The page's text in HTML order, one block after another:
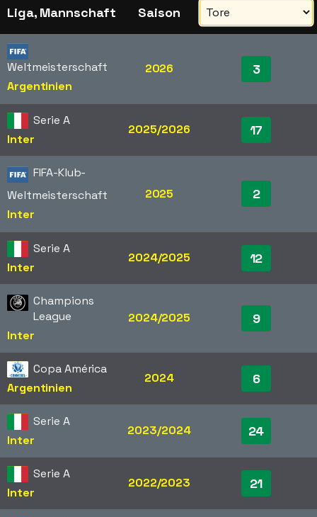
Liga, Mannschaft Saison
Weltmeisterschaft
Argentinien
2026 3
Serie A
Inter
2025/2026 17
FIFA-Klub-
Weltmeisterschaft
Inter
2025 2
Serie A
Inter
2024/2025 12
Champions
League
Inter
2024/2025 9
Copa América
Argentinien
2024 6
Serie A
Inter
2023/2024 24
Serie A
Inter
2022/2023 21